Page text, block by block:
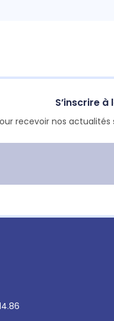
S’inscrire
recevoir nos actualités